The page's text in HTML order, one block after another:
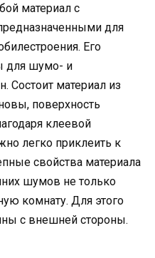
материал с
для
Его
для шумо- и
Состоит материал из
поверхность
клеевой
легко приклеить к
свойства материала
шумов не только
комнату. Для этого
с внешней стороны.